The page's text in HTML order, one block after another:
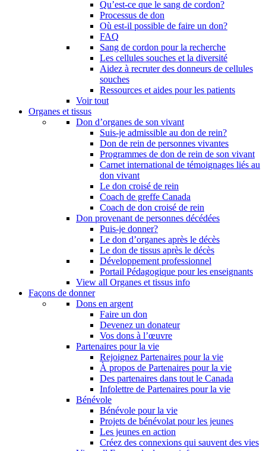
Qu’est-ce que le sang de cordon?
Processus de don
Où est-il possible de faire un don?
FAQ
Sang de cordon pour la recherche
Les cellules souches et la diversité
Aidez à recruter des donneurs de cellules
souches
Ressources et aides pour les patients
Voir tout
Organes et tissus
Don d’organes de son vivant
Suis-je admissible au don de rein?
Don de rein de personnes vivantes
Programmes de don de rein de son vivant
Carnet international de témoignages liés au
don vivant
Le don croisé de rein
Coach de greffe Canada
Coach de don croisé de rein
Don provenant de personnes décédées
Puis-je donner?
Le don d’organes après le décès
Le don de tissus après le décès
Développement professionnel
Portail Pédagogique pour les enseignants
View all Organes et tissus info
Façons de donner
Dons en argent
Faire un don
Devenez un donateur
Vos dons à l’œuvre
Partenaires pour la vie
Rejoignez Partenaires pour la vie
À propos de Partenaires pour la vie
Des partenaires dans tout le Canada
Infolettre de Partenaires pour la vie
Bénévole
Bénévole pour la vie
Projets de bénévolat pour les jeunes
Les jeunes en action
Créez des connexions qui sauvent des vies